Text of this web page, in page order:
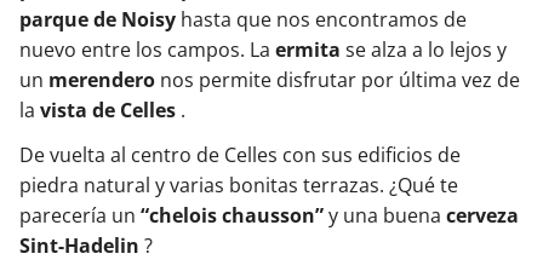
parque de Noisy hasta que nos encontramos de
nuevo entre los campos. La ermita se alza a lo lejos y
un merendero nos permite disfrutar por última vez de
la vista de Celles .
De vuelta al centro de Celles con sus edificios de
piedra natural y varias bonitas terrazas. ¿Qué te
parecería un “chelois chausson”y una buena cerveza
Sint-Hadelin ?